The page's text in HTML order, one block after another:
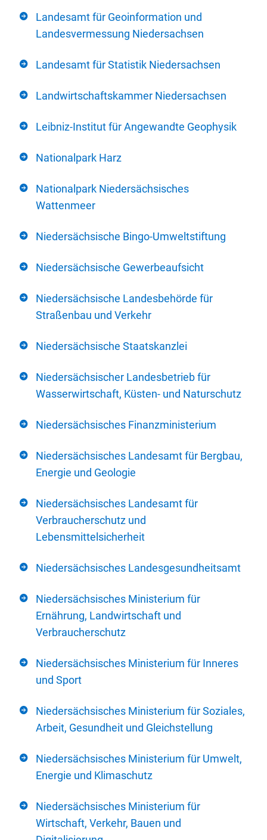
Landesamt für Geoinformation und
Landesvermessung Niedersachsen
Landesamt für Statistik Niedersachsen
Landwirtschaftskammer Niedersachsen
Leibniz-Institut für Angewandte Geophysik
Nationalpark Harz
Nationalpark Niedersächsisches
Wattenmeer
Niedersächsische Bingo-Umweltstiftung
Niedersächsische Gewerbeaufsicht
Niedersächsische Landesbehörde für
Straßenbau und Verkehr
Niedersächsische Staatskanzlei
Niedersächsischer Landesbetrieb für
Wasserwirtschaft, Küsten- und Naturschutz
Niedersächsisches Finanzministerium
Niedersächsisches Landesamt für Bergbau,
Energie und Geologie
Niedersächsisches Landesamt für
Verbraucherschutz und
Lebensmittelsicherheit
Niedersächsisches Landesgesundheitsamt
Niedersächsisches Ministerium für
Ernährung, Landwirtschaft und
Verbraucherschutz
Niedersächsisches Ministerium für Inneres
und Sport
Niedersächsisches Ministerium für Soziales,
Arbeit, Gesundheit und Gleichstellung
Niedersächsisches Ministerium für Umwelt,
Energie und Klimaschutz
Niedersächsisches Ministerium für
Wirtschaft, Verkehr, Bauen und